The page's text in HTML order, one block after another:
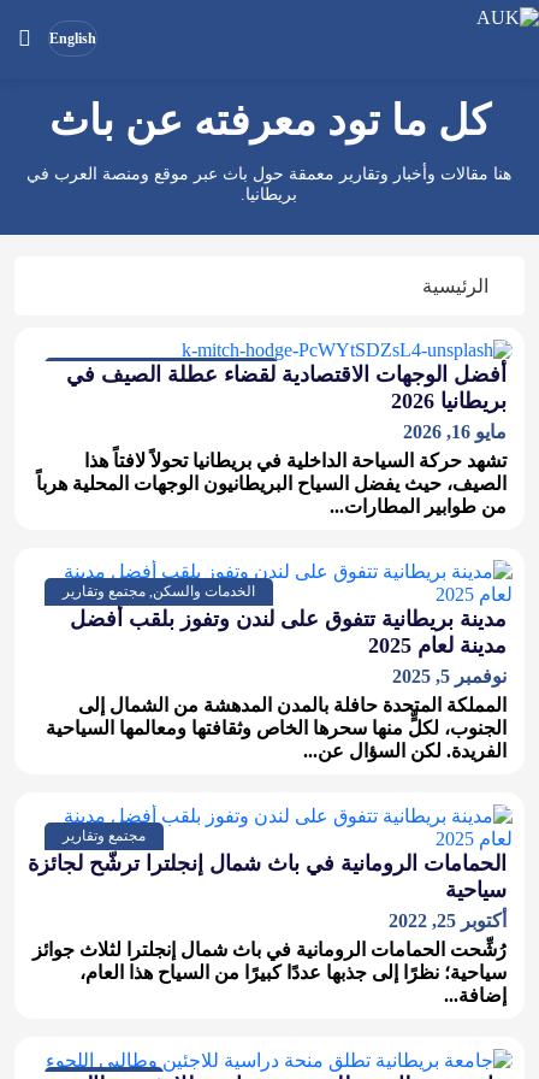
English
ابحث
الموقع
بحث
كل ما تود معرفته عن باث
هنا مقالات وأخبار وتقارير معمقة حول باث عبر موقع ومنصة العرب في
بريطانيا.
الرئيسية
الحياة في بريطانيا, مجتمع وتقارير
أفضل الوجهات الاقتصادية لقضاء عطلة الصيف في
بريطانيا 2026
مايو 16, 2026
تشهد حركة السياحة الداخلية في بريطانيا تحولاً لافتاً هذا
الصيف، حيث يفضل السياح البريطانيون الوجهات المحلية هرباً
من طوابير المطارات...
الخدمات والسكن, مجتمع وتقارير
مدينة بريطانية تتفوق على لندن وتفوز بلقب أفضل
مدينة لعام 2025
نوفمبر 5, 2025
المملكة المتحدة حافلة بالمدن المدهشة من الشمال إلى
الجنوب، لكلٍّ منها سحرها الخاص وثقافتها ومعالمها السياحية
الفريدة. لكن السؤال عن...
مجتمع وتقارير
الحمامات الرومانية في باث شمال إنجلترا ترشّح لجائزة
سياحية
أكتوبر 25, 2022
رُشِّحت الحمامات الرومانية في باث شمال إنجلترا لثلاث جوائز
سياحية؛ نظرًا إلى جذبها عددًا كبيرًا من السياح هذا العام،
إضافة...